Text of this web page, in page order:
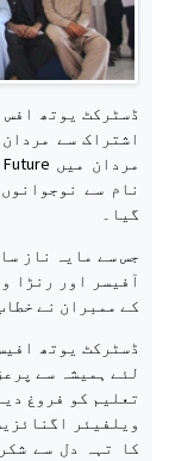
ڈسٹرکٹ یوتھ
نام سے
گیا۔
جس سے مایہ ناز
آفیسر اور رنڑا
کے ممبران نے
ڈسٹرکٹ یوتھ
لئے ہمیشہ سے
تعلیم کو فروغ
ویلفیئر
کا تہہ دل سے